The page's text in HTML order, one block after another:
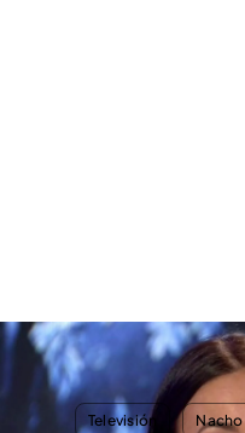
Elisa Mouliaá, tajante en la recta
"Represento a un montón de
TEMAS Televisión